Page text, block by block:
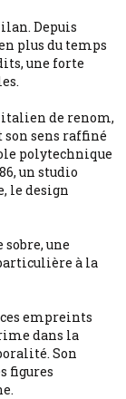
Depuis
plus du temps
une forte
italien de renom,
sens raffiné
polytechnique
un studio
le design
une
à la
empreints
dans la
Son
figures